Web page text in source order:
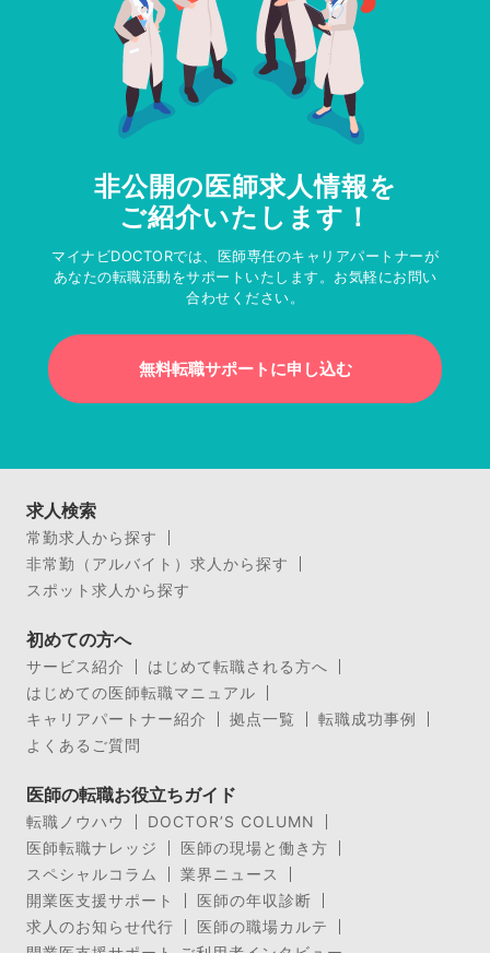
非公開の医師求人情報を
ご紹介いたします！
マイナビDOCTORでは、医師専任のキャリアパートナーが
あなたの転職活動をサポートいたします。お気軽にお問い
合わせください。
無料転職サポートに申し込む
求人検索
常勤求人から探す
非常勤（アルバイト）求人から探す
スポット求人から探す
初めての方へ
サービス紹介
はじめて転職される方へ
はじめての医師転職マニュアル
キャリアパートナー紹介
拠点一覧
転職成功事例
よくあるご質問
医師の転職お役立ちガイド
転職ノウハウ
DOCTOR’S COLUMN
医師転職ナレッジ
医師の現場と働き方
スペシャルコラム
業界ニュース
開業医支援サポート
医師の年収診断
求人のお知らせ代行
医師の職場カルテ